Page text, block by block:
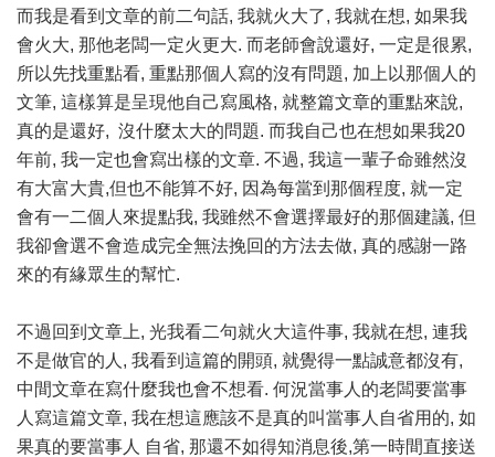
而我是看到文章的前二句話, 我就火大了, 我就在想, 如果我
會火大, 那他老闆一定火更大. 而老師會說還好, 一定是很累,
所以先找重點看, 重點那個人寫的沒有問題, 加上以那個人的
文筆, 這樣算是呈現他自己寫風格, 就整篇文章的重點來說,
真的是還好, 沒什麼太大的問題. 而我自己也在想如果我20
年前, 我一定也會寫出樣的文章. 不過, 我這一輩子命雖然沒
有大富大貴,但也不能算不好, 因為每當到那個程度, 就一定
會有一二個人來提點我, 我雖然不會選擇最好的那個建議, 但
我卻會選不會造成完全無法挽回的方法去做, 真的感謝一路
來的有緣眾生的幫忙.
不過回到文章上, 光我看二句就火大這件事, 我就在想, 連我
不是做官的人, 我看到這篇的開頭, 就覺得一點誠意都沒有,
中間文章在寫什麼我也會不想看. 何況當事人的老闆要當事
人寫這篇文章, 我在想這應該不是真的叫當事人自省用的, 如
果真的要當事人 自省, 那還不如得知消息後,第一時間直接送